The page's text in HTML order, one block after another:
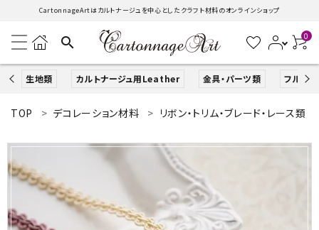
CartonnageArtはカルトナージュを中心としたクラフト材料のオンラインショップ
search 0
生地類 カルトナージュ用Leather 金具・パーツ類 フルキッ
search
ACCOUNT MENU
ようこそ ゲスト 様
ログイン 新規会員登録
TOP デコレーション材料 リボン・トリム・ブレード・レース類